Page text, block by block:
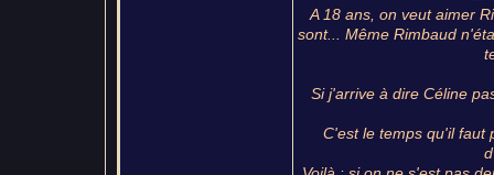
A 18 ans, on veut aimer
sont... Même Rimbaud
Si j'arrive à dire Céline
C'est le temps qu'il faut